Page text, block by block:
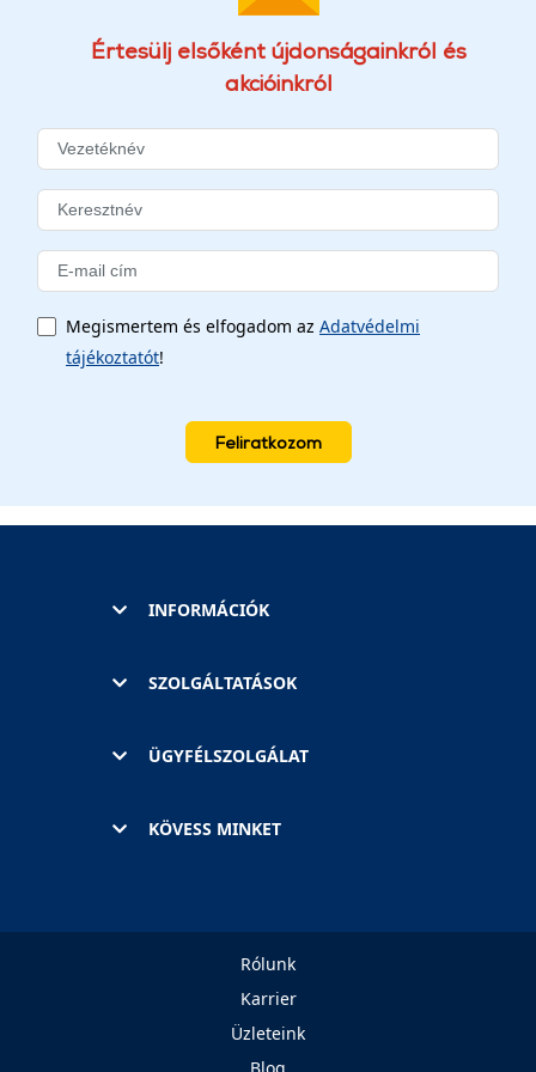
Értesülj elsőként újdonságainkról és
akcióinkról
Megismertem és elfogadom az Adatvédelmi
tájékoztatót!
Feliratkozom
INFORMÁCIÓK
SZOLGÁLTATÁSOK
ÜGYFÉLSZOLGÁLAT
KÖVESS MINKET
Rólunk
Karrier
Üzleteink